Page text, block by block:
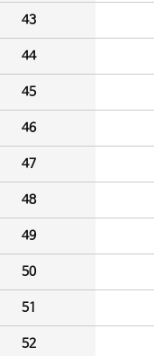
43
44
45
46
47
48
49
50
51
52